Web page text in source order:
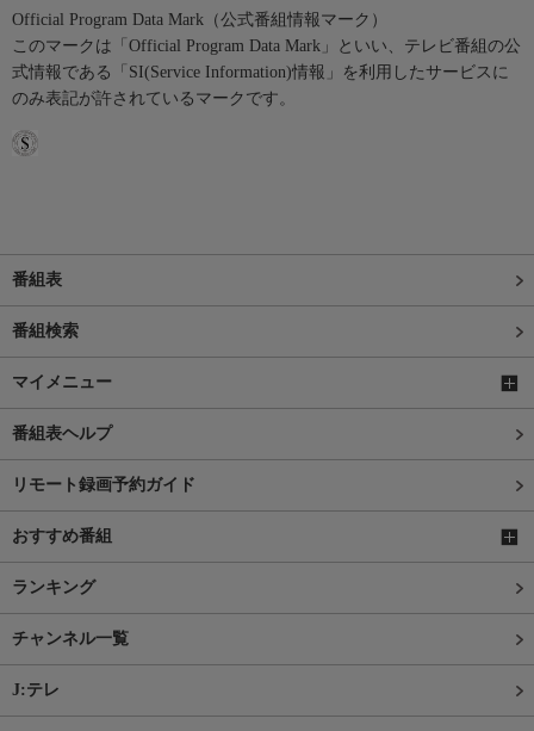
Official Program Data Mark（公式番組情報マーク）
このマークは「Official Program Data Mark」といい、テレビ番組の公
式情報である「SI(Service Information)情報」を利用したサービスに
のみ表記が許されているマークです。
番組表
番組検索
マイメニュー
番組表ヘルプ
リモート録画予約ガイド
おすすめ番組
ランキング
チャンネル一覧
J:テレ